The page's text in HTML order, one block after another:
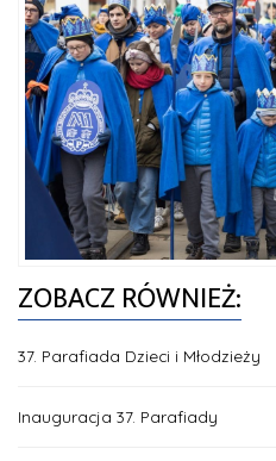
ZOBACZ RÓWNIEŻ:
37. Parafiada Dzieci i Młodzieży
Inauguracja 37. Parafiady